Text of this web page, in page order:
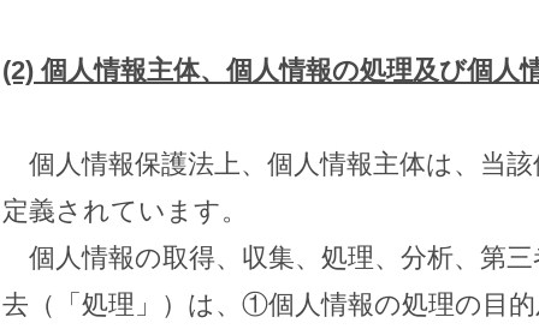
(2) 個人情報主体、個人情報の処理及び個人
個人情報保護法上、個人情報主体は、当
定義されています。
個人情報の取得、収集、処理、分析、第
去（「処理」）は、①個人情報の処理の目